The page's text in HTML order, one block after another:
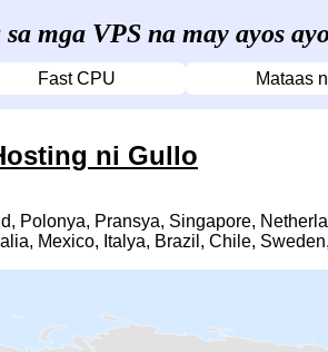
mga VPS na may ayos
Fast CPU Mataas
ni Gullo
Polonya, Pransya, Singapore,
Mexico, Italya, Brazil, Chile,